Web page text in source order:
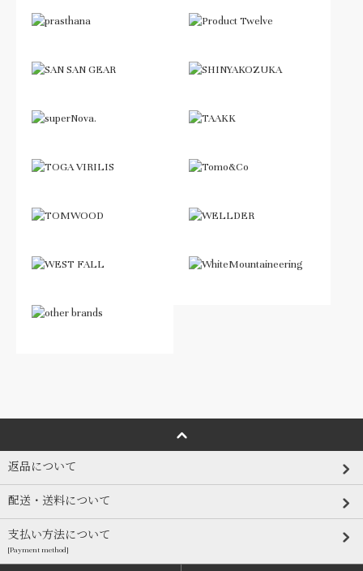
返品について
配送・送料について
支払い方法について
[Payment method]